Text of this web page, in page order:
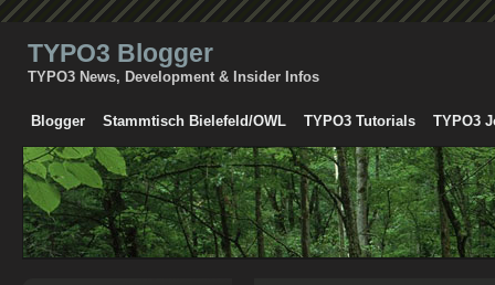
TYPO3 Blogger
TYPO3 News, Development & Insider Infos
Blogger Stammtisch Bielefeld/OWL TYPO3 Tutorials TYPO3